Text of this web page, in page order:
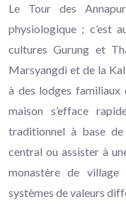
Le Tour des
physiologique ; c’est
cultures Gurung et
Marsyangdi et de la
à des lodges
maison s’efface
traditionnel à base
central ou assister à
monastère de
systèmes de valeurs